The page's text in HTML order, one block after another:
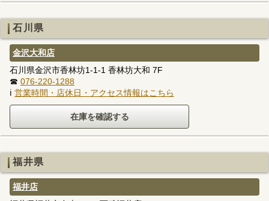
石川県
金沢大和店
石川県金沢市香林坊1-1-1 香林坊大和 7F
☎ 076-220-1288
ℹ 営業時間・店休日・アクセス情報はこちら
福井県
福井店